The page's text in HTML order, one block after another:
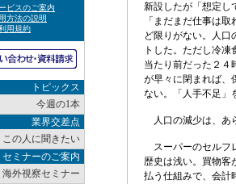
トピックス
今週の1本
業界交差点
この人に聞きたい
セミナーのご案内
海外視察セミナー
新設したが「想定し
「まだまだ仕事は
ど限りがない。人口
トした。ただし冷
当たり前だった２４
が早々に閉まれば、
ない。「人手不足」
人口の減少は、あ
スーパーのセルフ
歴史は浅い。買物客
払う仕組みで、会計